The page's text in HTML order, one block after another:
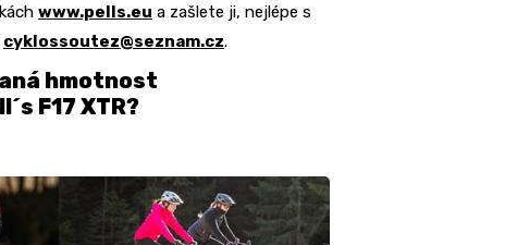
www.pells.eu a zašlete ji, nejlépe s
cyklossoutez@seznam.cz.
hmotnost
F17 XTR?